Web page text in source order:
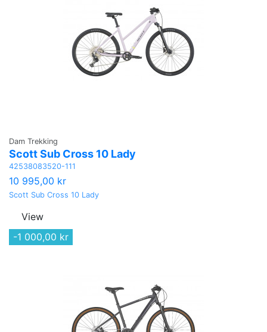
Dam Trekking
Scott Sub Cross 10 Lady
42538083520-111
10 995,00 kr
Scott Sub Cross 10 Lady
View
-1 000,00 kr